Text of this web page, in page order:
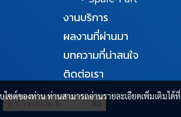
งานบริการ
ผลงานที่ผ่านมา
บทความที่น่าสนใจ
ติดต่อเรา
ผู้เข้าชมขณะนี้ 83
ซต์ของท่าน ท่านสามารถอ่านรายละเอียดเพิ่มเติมได้ที่